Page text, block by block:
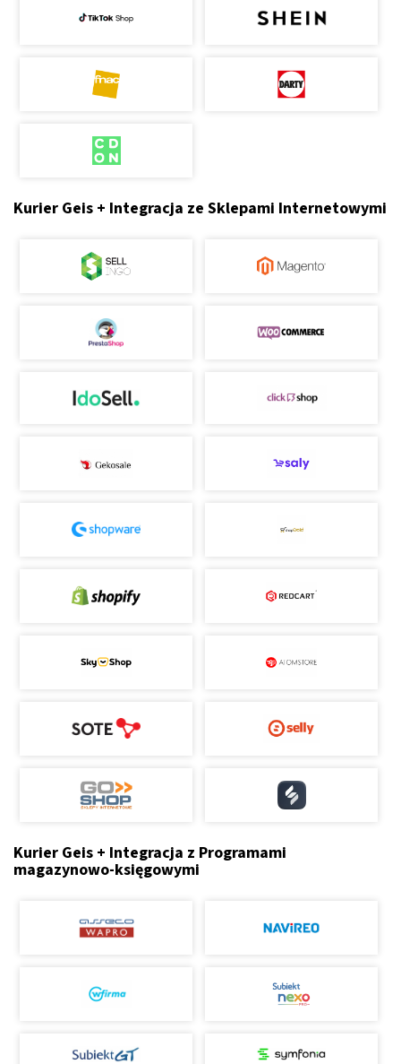
Kurier Geis + Integracja ze Sklepami Internetowymi
Kurier Geis + Integracja z Programami
magazynowo-księgowymi